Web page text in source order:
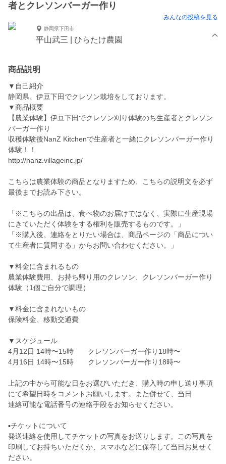
者とクレソンバーガー作り
みんなの投稿を見る
静岡県下田市
平山武三 | ひらたけ農園
商品説明
▼自己紹介
静岡県、伊豆下田でクレソン栽培をしております。
▼商品概要
【農業体験】伊豆下田でクレソン刈り体験のち生産者とクレソン
バーガー作り
収穫体験後NanZ Kitchenで生産者と一緒にクレソンバーガー作り
体験！！
http://nanz.villageinc.jp/
こちらは農業体験の商品となりますため、こちらの説明文を必ず
最後までお読み下さい。
「※こちらの出品は、食べ物のお届けではなく、実際に生産現場
にきていただく体験をする権利を販売するものです。」
「※購入後、連絡をとりたい場合は、商品ページの「商品につい
て生産者に質問する」からお問い合わせください。」
▼料金に含まれるもの
農業体験費用、お持ち帰り用のクレソン、クレソンバーガー作り
体験（1個ご自分で調理）
▼料金に含まれないもの
保険料金、移動交通費
▼スケジュール
4月12日 14時〜15時 クレソンバーガー作り18時〜
4月16日 14時〜15時 クレソンバーガー作り18時〜
上記の中から可能な日をお選びいただき、購入時の申し送り事項
にて希望日時をコメントお願いします。また併せて、当日
連絡可能な電話番号の連絡手段をお知らせください。
▪️チケットについて
発送連絡を使用してチケットの写真をお送りします。この写真を
印刷してお持ちいただくか、スマホなどに保存して当日お見せく
ださい。